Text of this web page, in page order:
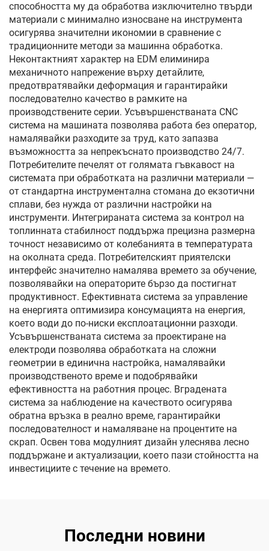
способността му да обработва изключително твърди
материали с минимално износване на инструмента
осигурява значителни икономии в сравнение с
традиционните методи за машинна обработка.
Неконтактният характер на EDM елиминира
механичното напрежение върху детайлите,
предотвратявайки деформация и гарантирайки
последователно качество в рамките на
производствените серии. Усъвършенстваната CNC
система на машината позволява работа без оператор,
намалявайки разходите за труд, като запазва
възможността за непрекъснато производство 24/7.
Потребителите печелят от голямата гъвкавост на
системата при обработката на различни материали —
от стандартна инструментална стомана до екзотични
сплави, без нужда от различни настройки на
инструменти. Интегрираната система за контрол на
топлинната стабилност поддържа прецизна размерна
точност независимо от колебанията в температурата
на околната среда. Потребителският приятелски
интерфейс значително намалява времето за обучение,
позволявайки на операторите бързо да постигнат
продуктивност. Ефективната система за управление
на енергията оптимизира консумацията на енергия,
което води до по-ниски експлоатационни разходи.
Усъвършенстваната система за проектиране на
електроди позволява обработката на сложни
геометрии в единична настройка, намалявайки
производственото време и подобрявайки
ефективността на работния процес. Вградената
система за наблюдение на качеството осигурява
обратна връзка в реално време, гарантирайки
последователност и намаляване на процентите на
скрап. Освен това модулният дизайн улеснява лесно
поддържане и актуализации, което пази стойността на
инвестициите с течение на времето.
Последни новини